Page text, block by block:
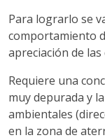
Para lograrlo se
comportamiento
apreciación de
Requiere una
muy depurada y
ambientales
en la zona de